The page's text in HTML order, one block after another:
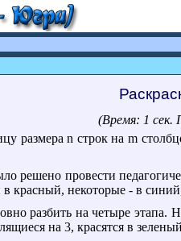
(Время: 1
размера n строк на m
решено провести
красный, некоторые - в
разбить на четыре этапа.
на 3, красятся в